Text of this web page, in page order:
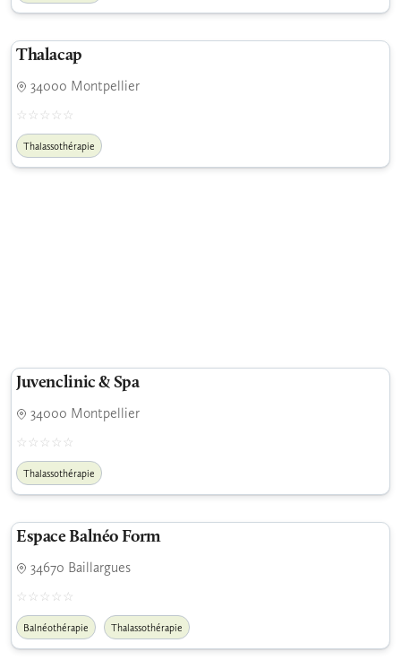
Thalacap
34000 Montpellier
Thalassothérapie
Juvenclinic & Spa
34000 Montpellier
Thalassothérapie
Espace Balnéo Form
34670 Baillargues
Balnéothérapie Thalassothérapie